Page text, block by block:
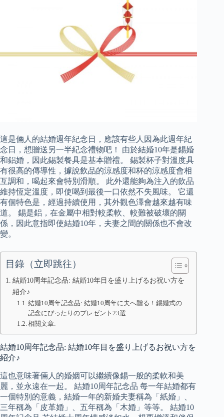
這是倆人的結婚週年紀念日，應該有些人因為此週年紀
念日，想贈送另一半紀念禮物吧！ 由於結婚10年是錫婚
和鋁婚，因此錫製餐具是基本贈禮。 錫製杯子對溫度具
有很高的傳導性，據說飲品的涼感度和杯的涼感度會相
互調和，喝起來會特別滑順。 此外還能夠為注入的飲品
維持恆定溫度，即使喝到最後一口依然不失風味。 它還
有個特色是，經過持續使用，其外觀色澤會越來越有味
道。 錫是鋁，在金屬中相對較柔軟、較難被破壞的關
係，因此意指即使結婚10年，夫妻之間的關係也不會改
變。
目錄（立即跳往）
結婚10周年記念品: 結婚10年目を盛り上げるお祝い方を
紹介♪
結婚10周年記念品: 結婚10周年に夫へ贈る！錫婚式の
記念にぴったりのプレゼント23選
相關文章:
結婚10周年記念品: 結婚10年目を盛り上げるお祝い方を
紹介♪
這也意味著倆人的婚姻可以繼續像錫一般的柔軟和美
麗，並永遠在一起。 結婚10周年記念品 每一年結婚都有
一個特別的意義，結婚一年的新婚夫妻稱為「紙婚」、
三年稱為「皮革婚」、五年稱為「木婚」等等。 結婚10